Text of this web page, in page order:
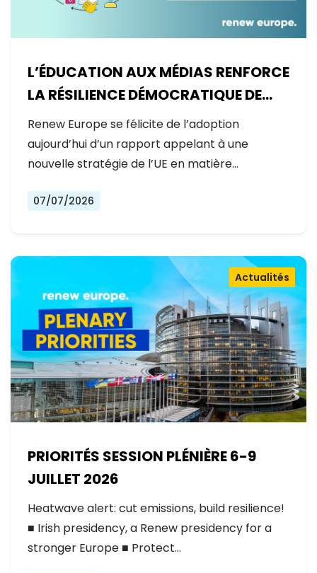
L’ÉDUCATION AUX MÉDIAS RENFORCE
LA RÉSILIENCE DÉMOCRATIQUE DE
L’EUROPE
Renew Europe se félicite de l’adoption
aujourd’hui d’un rapport appelant à une
nouvelle stratégie de l’UE en matière…
07/07/2026
PRIORITÉS SESSION PLÉNIÈRE 6-9
JUILLET 2026
Actualités
Heatwave alert: cut emissions, build resilience!
■ Irish presidency, a Renew presidency for a
stronger Europe ■ Protect…